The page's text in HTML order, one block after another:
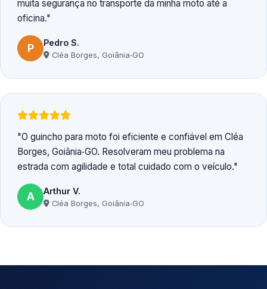
muita segurança no transporte da minha moto até a
oficina.
P Pedro S.
Cléa Borges, Goiânia‑GO
O guincho para moto foi eficiente e confiável em Cléa
Borges, Goiânia‑GO. Resolveram meu problema na
estrada com agilidade e total cuidado com o veículo.
A Arthur V.
Cléa Borges, Goiânia‑GO